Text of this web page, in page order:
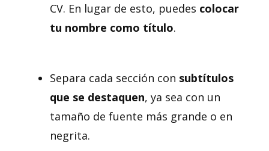
CV. En lugar de esto, puedes colocar
tu nombre como título.
Separa cada sección con subtítulos
que se destaquen, ya sea con un
tamaño de fuente más grande o en
negrita.